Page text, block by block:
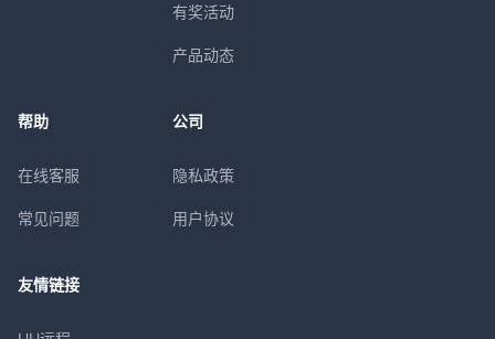
有奖活动
产品动态
帮助
在线客服
常见问题
公司
隐私政策
用户协议
友情链接